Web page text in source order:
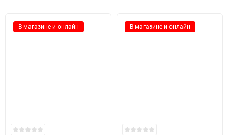
В магазине и онлайн В магазине и онлайн